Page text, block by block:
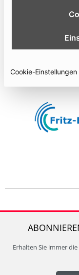
,
Erhalten Sie immer
Cookie-Einstellungen